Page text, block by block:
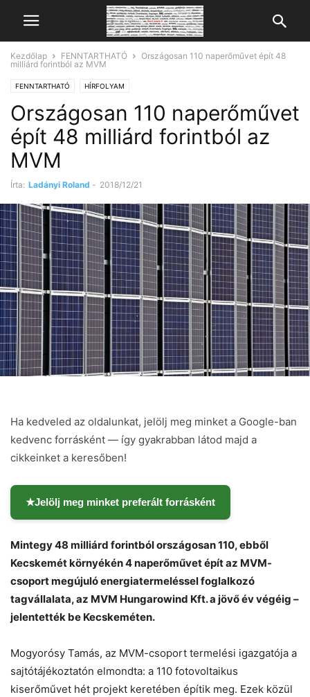
Kezdőlap FENNTARTHATÓ
Országosan 110 naperőművet épít 48
milliárd forintból az MVM
FENNTARTHATÓ HÍRFOLYAM
Országosan 110 naperőművet
épít 48 milliárd forintból az
MVM
Írta: Ladányi Roland - 2018/12/21
Ha kedveled az oldalunkat, jelölj meg minket a Google-ban
kedvenc forrásként — így gyakrabban látod majd a
cikkeinket a keresőben!
★Jelölj meg minket preferált forrásként
Mintegy 48 milliárd forintból országosan 110, ebből
Kecskemét környékén 4 naperőművet épít az MVM-
csoport megújuló energiatermeléssel foglalkozó
tagvállalata, az MVM Hungarowind Kft. a jövő év végéig –
jelentették be Kecskeméten.
Mogyorósy Tamás, az MVM-csoport termelési igazgatója a
sajtótájékoztatón elmondta: a 110 fotovoltaikus
kiserőművet hét projekt keretében építik meg. Ezek közül
Chat